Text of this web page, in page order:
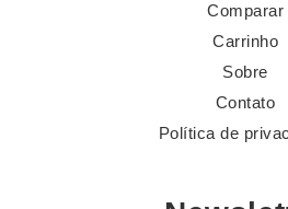
Comparar
Carrinho
Sobre
Contato
Política de